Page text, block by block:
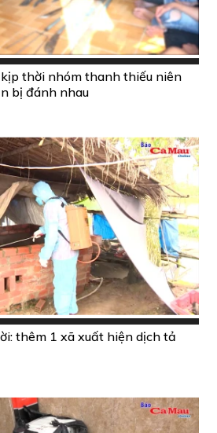
thời nhóm thanh thiếu niên
bị đánh nhau
thêm 1 xã xuất hiện dịch tả